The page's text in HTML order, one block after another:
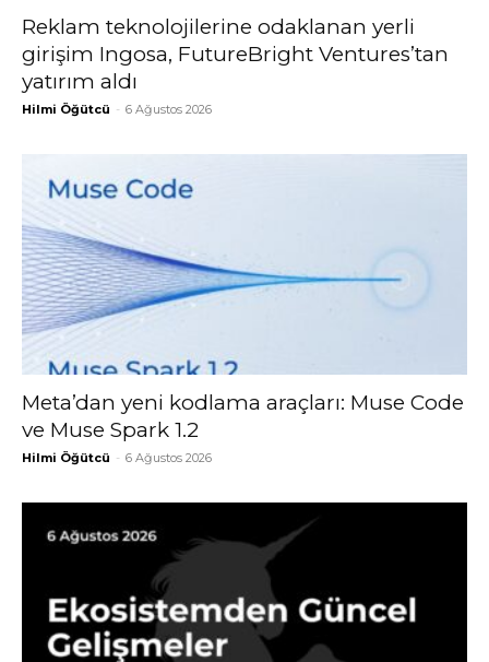
Reklam teknolojilerine odaklanan yerli
girişim Ingosa, FutureBright Ventures’tan
yatırım aldı
Hilmi Öğütcü - 6 Ağustos 2026
Meta’dan yeni kodlama araçları: Muse Code
ve Muse Spark 1.2
Hilmi Öğütcü - 6 Ağustos 2026